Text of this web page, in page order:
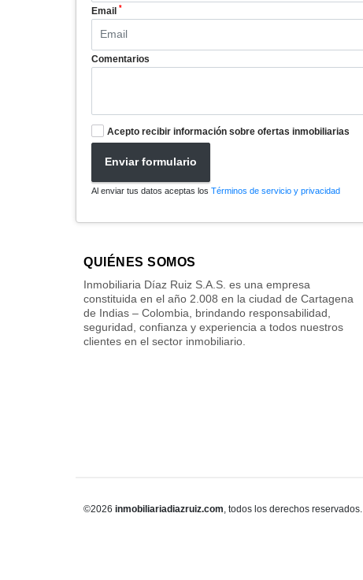
Email *
Comentarios
Acepto recibir información sobre ofertas inmobiliarias
Enviar formulario
Al enviar tus datos aceptas los Términos de servicio y privacidad
QUIÉNES SOMOS
Inmobiliaria Díaz Ruiz S.A.S. es una empresa
constituida en el año 2.008 en la ciudad de Cartagena
de Indias – Colombia, brindando responsabilidad,
seguridad, confianza y experiencia a todos nuestros
clientes en el sector inmobiliario.
©2026 inmobiliariadiazruiz.com, todos los derechos reservados.